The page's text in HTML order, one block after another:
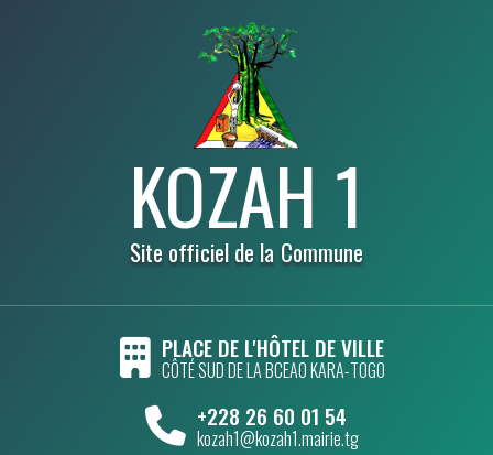
KOZAH 1
Site officiel de la Commune
PLACE DE L'HÔTEL DE VILLE
CÔTÉ SUD DE LA BCEAO KARA-TOGO
+228 26 60 01 54
kozah1@kozah1.mairie.tg